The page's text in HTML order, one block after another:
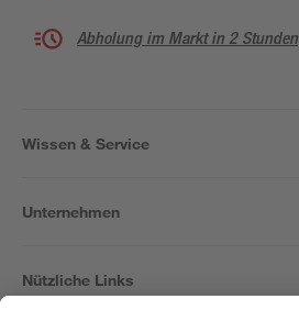
Abholung im Markt in 2 Stunden
Wissen & Service
Unternehmen
Nützliche Links